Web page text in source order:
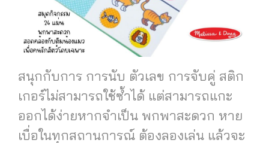
สนุกกับการ การนับ ตัวเลข การจับคู่ สติก
เกอร์ไม่สามารถใช้ซ้ำได้ แต่สามารถแกะ
ออกได้ง่ายหากจำเป็น พกพาสะดวก หาย
เบื่อในทุกสถานการณ์ ต้องลองเล่น แล้วจะ